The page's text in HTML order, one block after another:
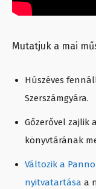
Mutatjuk a mai
Húszéves
Szerszámgyára.
Gőzerővel zajlik
könyvtárának
Változik a
nyitvatartása a